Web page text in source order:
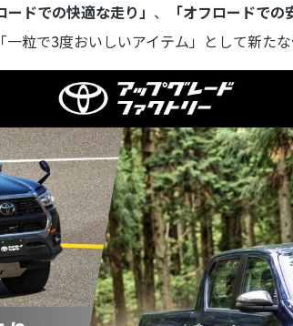
ードでの快適な走り」 、 「オフロードでの
粒で3度おいしいアイテム」として新たな